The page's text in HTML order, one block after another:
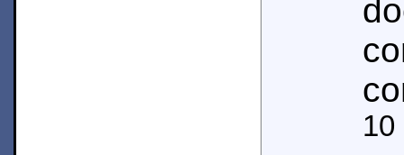
10